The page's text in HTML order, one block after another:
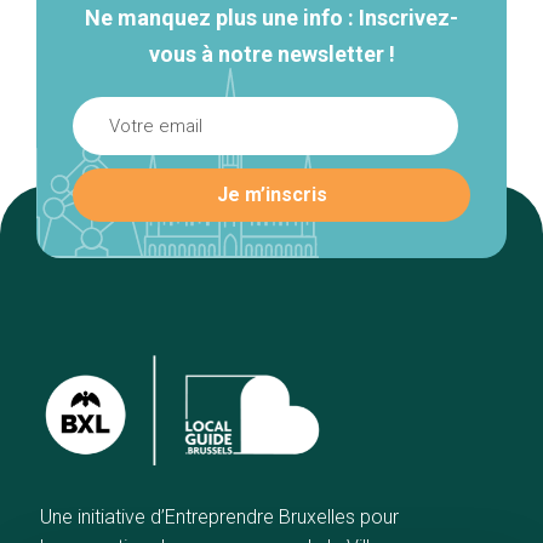
Ne manquez plus une info : Inscrivez-
vous à notre newsletter !
Une initiative d’Entreprendre Bruxelles pour